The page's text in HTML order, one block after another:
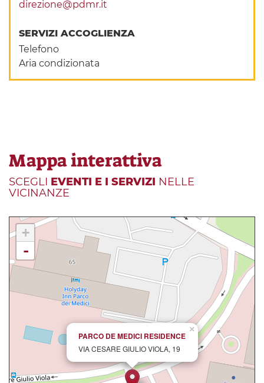
direzione@pdmr.it
SERVIZI ACCOGLIENZA
Telefono
Aria condizionata
Mappa interattiva
SCEGLI EVENTI E I SERVIZI NELLE
VICINANZE
×
PARCO DE MEDICI RESIDENCE
VIA CESARE GIULIO VIOLA, 19
+
-